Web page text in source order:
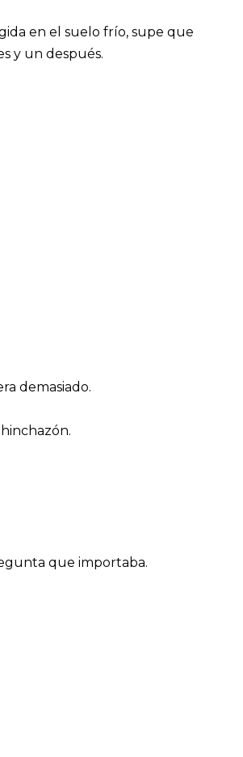
en el suelo frío, supe que
y un después.
demasiado.
que importaba.